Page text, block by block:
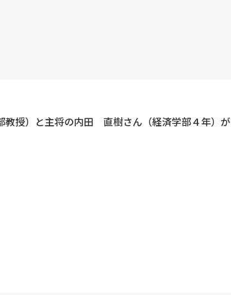
教授）と主将の内田 直樹さん（経済学部４年）が